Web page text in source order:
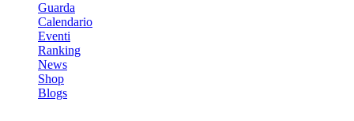
Guarda
Calendario
Eventi
Ranking
News
Shop
Blogs